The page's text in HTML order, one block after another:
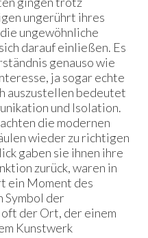
ungerührt ihres
ungewöhnliche
darauf einließen. Es
genauso wie
ja sogar echte
auszustellen bedeutet
und Isolation.
die modernen
wieder zu richtigen
gaben sie ihnen ihre
zurück, waren in
ein Moment des
Symbol der
der Ort, der einem
Kunstwerk